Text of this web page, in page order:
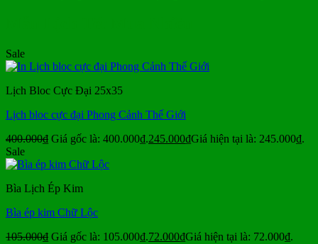
Sale
Lịch Bloc Cực Đại 25x35
Lịch bloc cực đại Phong Cảnh Thế Giới
400.000₫ Giá gốc là: 400.000₫.245.000₫Giá hiện tại là: 245.000₫.
Sale
Bìa Lịch Ép Kim
Bìa ép kim Chữ Lộc
105.000₫ Giá gốc là: 105.000₫.72.000₫Giá hiện tại là: 72.000₫.